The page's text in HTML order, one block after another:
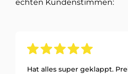
echten Kundenstimmen:
Hat alles super geklappt.